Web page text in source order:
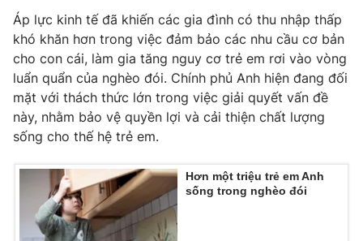
Thị trường 24h Tấm lòng Việt
VTV4 Vươn mình bằng AI
VTV9 VTV8
Liên hệ tòa soạn English
Áp lực kinh tế đã khiến các gia đình có thu nhập thấp
khó khăn hơn trong việc đảm bảo các nhu cầu cơ bản
cho con cái, làm gia tăng nguy cơ trẻ em rơi vào vòng
luẩn quẩn của nghèo đói. Chính phủ Anh hiện đang đối
mặt với thách thức lớn trong việc giải quyết vấn đề
này, nhằm bảo vệ quyền lợi và cải thiện chất lượng
sống cho thế hệ trẻ em.
Hơn một triệu trẻ em Anh
sống trong nghèo đói